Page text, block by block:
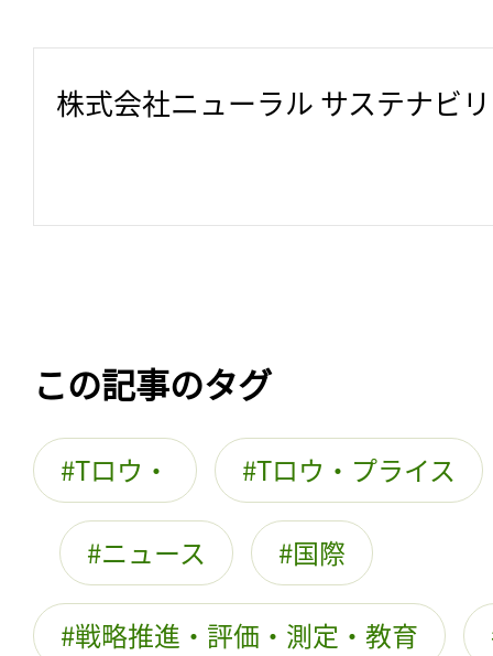
株式会社ニューラル サステナビ
この記事のタグ
Tロウ・ Tロウ・プライス
ニュース 国際
戦略推進・評価・測定・教育